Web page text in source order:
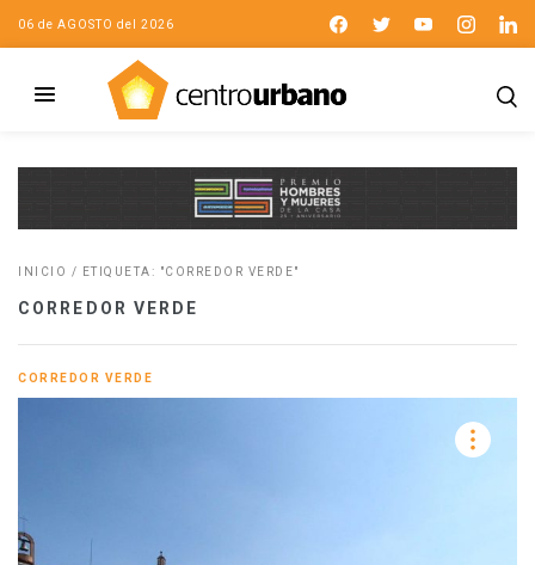
06 de AGOSTO del 2026
INICIO / ETIQUETA: "CORREDOR VERDE"
CORREDOR VERDE
CORREDOR VERDE